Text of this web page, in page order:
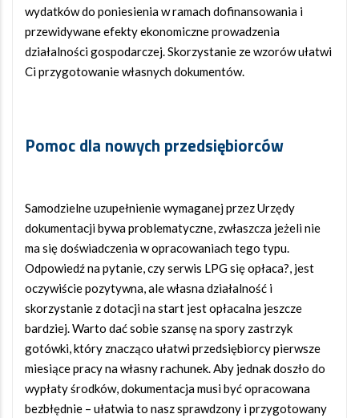
wydatków do poniesienia w ramach dofinansowania i
przewidywane efekty ekonomiczne prowadzenia
działalności gospodarczej. Skorzystanie ze wzorów ułatwi
Ci przygotowanie własnych dokumentów.
Pomoc dla nowych przedsiębiorców
Samodzielne uzupełnienie wymaganej przez Urzędy
dokumentacji bywa problematyczne, zwłaszcza jeżeli nie
ma się doświadczenia w opracowaniach tego typu.
Odpowiedź na pytanie, czy serwis LPG się opłaca?, jest
oczywiście pozytywna, ale własna działalność i
skorzystanie z dotacji na start jest opłacalna jeszcze
bardziej. Warto dać sobie szansę na spory zastrzyk
gotówki, który znacząco ułatwi przedsiębiorcy pierwsze
miesiące pracy na własny rachunek. Aby jednak doszło do
wypłaty środków, dokumentacja musi być opracowana
bezbłędnie – ułatwia to nasz sprawdzony i przygotowany